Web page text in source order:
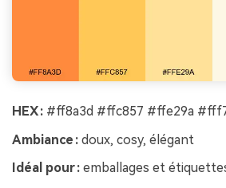
HEX : #ff8a3d #ffc857 #ffe29a
Ambiance : doux, cosy, élégant
Idéal pour : emballages et